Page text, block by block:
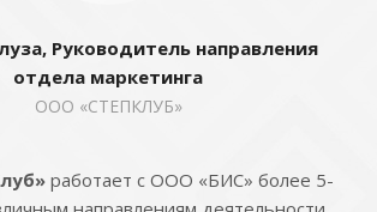
Руководитель направления
отдела маркетинга
ООО «СТЕПКЛУБ»
работает с ООО «БИС» более 5-